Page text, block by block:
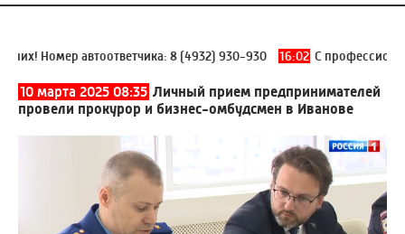
Номер автоответчика:8 (4932) 930-930 16:02 С
10 марта 2025 08:35 Личный прием предпринимателей
провели прокурор и бизнес-омбудсмен в Иванове